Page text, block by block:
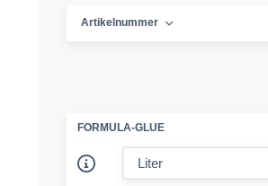
Artikelnummer
FORMULA-GLUE